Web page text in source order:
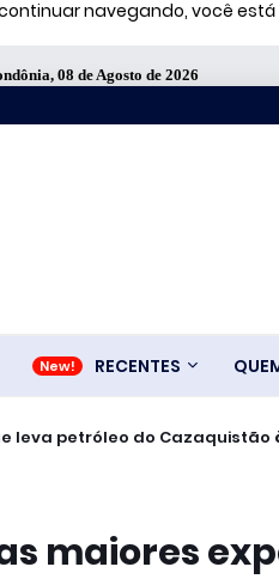
navegando, você
08 de Agosto de 2026
RECENTES
leva petróleo do Cazaquistão
Bombril no ABC Paulista
maiores